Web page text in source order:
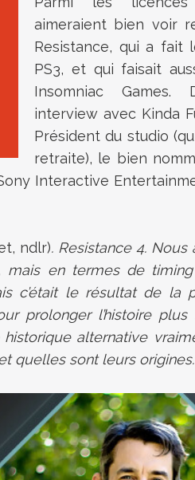
aimeraient bien voir
Resistance, qui a fait
PS3, et qui faisait
Insomniac Games.
interview avec Kinda
Président du studio
retraite), le bien
Interactive
ndlr). Resistance 4.
en termes de timing
c’était le résultat de la
prolonger l’histoire
alternative
quelles sont leurs